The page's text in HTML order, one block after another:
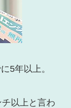
5年以上。
以上と言わ